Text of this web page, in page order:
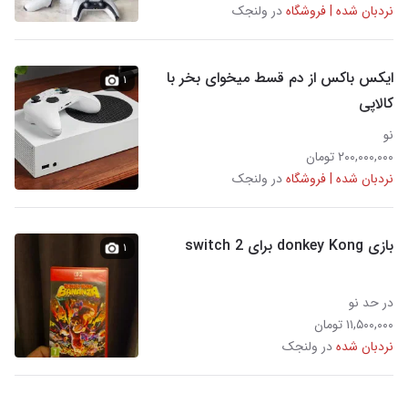
نردبان شده | فروشگاهدر ولنجک
ایکس باکس از دم قسط میخوای بخر با
کالاپی
نو
۲۰۰,۰۰۰,۰۰۰ تومان
نردبان شده | فروشگاهدر ولنجک
۱
بازی donkey Kong برای switch 2
در حد نو
۱۱,۵۰۰,۰۰۰ تومان
نردبان شدهدر ولنجک
۱